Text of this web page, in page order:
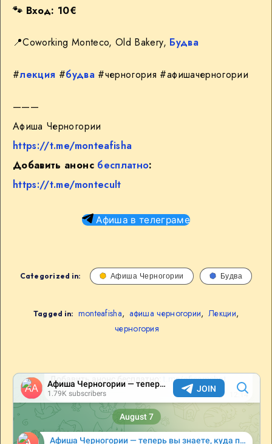
🐾 Вход: 10€
📍Coworking Monteco, Old Bakery, Будва
#лекция #будва#черногория #афишачерногории
———
Афиша Черногории
https://t.me/monteafisha
Добавить анонс бесплатно:
https://t.me/montecult
Афиша в телеграме
Categorized in: Афиша Черногории Будва
Tagged in: monteafisha, афиша черногории, Лекции,
черногория